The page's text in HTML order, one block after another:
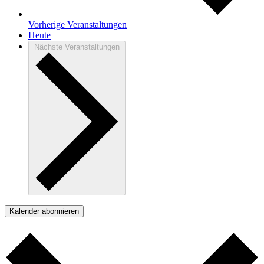
Vorherige Veranstaltungen
Heute
Nächste Veranstaltungen
Kalender abonnieren